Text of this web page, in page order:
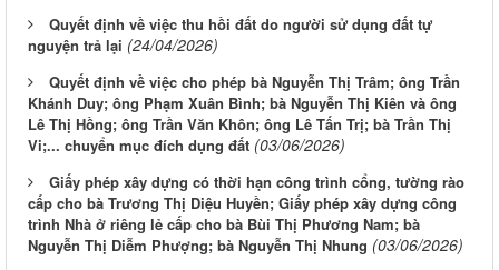
Quyết định về việc thu hồi đất do người sử dụng đất tự
nguyện trả lại (24/04/2026)
Quyết định về việc cho phép bà Nguyễn Thị Trâm; ông Trần
Khánh Duy; ông Phạm Xuân Bình; bà Nguyễn Thị Kiên và ông
Lê Thị Hồng; ông Trần Văn Khôn; ông Lê Tấn Trị; bà Trần Thị
Vi;... chuyển mục đích dụng đất (03/06/2026)
Giấy phép xây dựng có thời hạn công trình cổng, tường rào
cấp cho bà Trương Thị Diệu Huyền; Giấy phép xây dựng công
trình Nhà ở riêng lẻ cấp cho bà Bùi Thị Phương Nam; bà
Nguyễn Thị Diễm Phượng; bà Nguyễn Thị Nhung (03/06/2026)